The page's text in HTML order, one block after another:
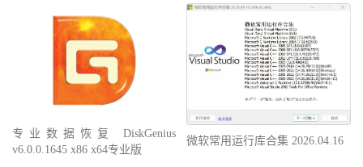
专业数据恢复 DiskGenius
v6.0.0.1645 x86 x64专业版
微软常用运行库合集 2026.04.16